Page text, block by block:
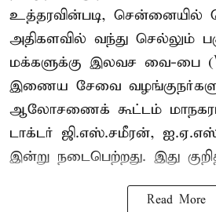
உத்தரவின்படி, சென்னையில்
அதிகளவில் வந்து செல்லும்
மக்களுக்கு இலவச வை-பை
இணைய சேவை
ஆலோசணைக் கூட்டம்
டாக்டர் ஜி.எஸ்.சமீரன்,
இன்று நடைபெற்றது. இது
Read More